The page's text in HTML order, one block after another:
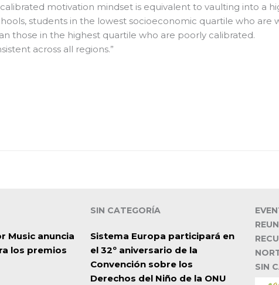
motivation mindset is equivalent to vaulting into a
students in the lowest socioeconomic quartile who are
those in the highest quartile who are poorly calibrated.
across all regions.”
Music anuncia
los premios
SIN CATEGORÍA
Sistema Europa participará en
el 32º aniversario de la
Convención sobre los
Derechos del Niño de la ONU
SIN